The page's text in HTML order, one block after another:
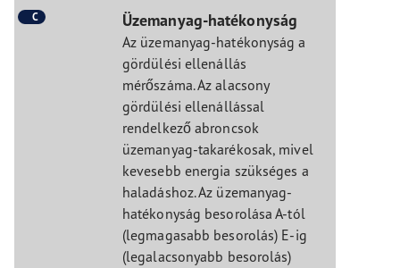
C Üzemanyag-hatékonyság
Az üzemanyag-hatékonyság a
gördülési ellenállás
mérőszáma. Az alacsony
gördülési ellenállással
rendelkező abroncsok
üzemanyag-takarékosak, mivel
kevesebb energia szükséges a
haladáshoz. Az üzemanyag-
hatékonyság besorolása A-tól
(legmagasabb besorolás) E-ig
(legalacsonyabb besorolás)